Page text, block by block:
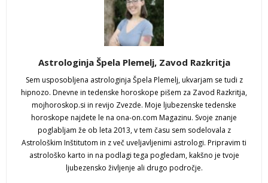
Astrologinja Špela Plemelj, Zavod Razkritja
Sem usposobljena astrologinja Špela Plemelj, ukvarjam se tudi z
hipnozo. Dnevne in tedenske horoskope pišem za Zavod Razkritja,
mojhoroskop.si in revijo Zvezde. Moje ljubezenske tedenske
horoskope najdete le na ona-on.com Magazinu. Svoje znanje
poglabljam že ob leta 2013, v tem času sem sodelovala z
Astrološkim Inštitutom in z več uveljavljenimi astrologi. Pripravim ti
astrološko karto in na podlagi tega pogledam, kakšno je tvoje
ljubezensko življenje ali drugo področje.